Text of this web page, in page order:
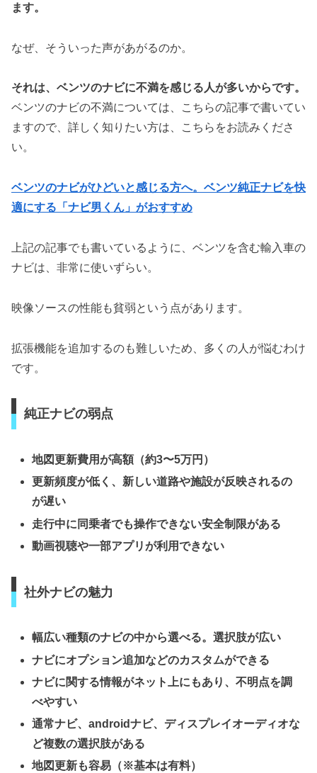
ます。
なぜ、そういった声があがるのか。
それは、ベンツのナビに不満を感じる人が多いからです。
ベンツのナビの不満については、こちらの記事で書いてい
ますので、詳しく知りたい方は、こちらをお読みくださ
い。
ベンツのナビがひどいと感じる方へ。ベンツ純正ナビを快
適にする「ナビ男くん」がおすすめ
上記の記事でも書いているように、ベンツを含む輸入車の
ナビは、非常に使いずらい。
映像ソースの性能も貧弱という点があります。
拡張機能を追加するのも難しいため、多くの人が悩むわけ
です。
純正ナビの弱点
地図更新費用が高額（約3〜5万円）
更新頻度が低く、新しい道路や施設が反映されるの
が遅い
走行中に同乗者でも操作できない安全制限がある
動画視聴や一部アプリが利用できない
社外ナビの魅力
幅広い種類のナビの中から選べる。選択肢が広い
ナビにオプション追加などのカスタムができる
ナビに関する情報がネット上にもあり、不明点を調
べやすい
通常ナビ、androidナビ、ディスプレイオーディオな
ど複数の選択肢がある
地図更新も容易（※基本は有料）